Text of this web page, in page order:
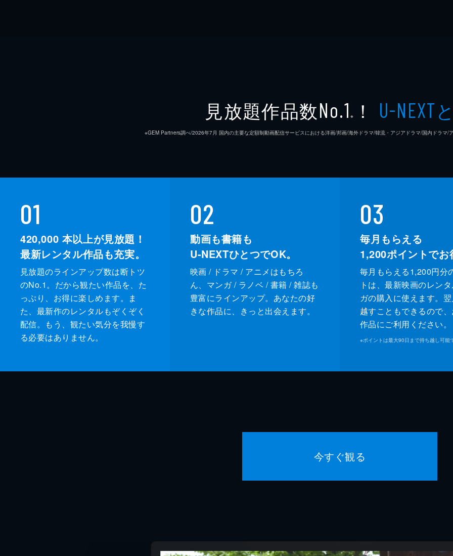
見放題作品数No.1 ※ ！ U-NEXT
※GEM Partners調べ/2026年7⽉ 国内の主要な定額制動画配信サービスにおける洋画/邦画/海外ドラマ/韓流・アジアドラマ/国内ドラマ/
01
420,000 本以上が見放題！
最新レンタル作品も充実。
見放題のラインアップ数は断トツ
のNo.1。だから観たい作品を、た
っぷり、お得に楽しめます。ま
た、最新作のレンタルもぞくぞく
配信。もう、観たい気分を我慢す
る必要はありません。
02
動画も書籍も
U-NEXTひとつでOK。
映画 / ドラマ / アニメはもちろ
ん、マンガ / ラノベ / 書籍 / 雑誌も
豊富にラインアップ。あなたの好
きな作品に、きっと出会えます。
03
毎月もらえる
1,200ポイントでお
毎月もらえる1,200円分
トは、最新映画のレン
ガの購入に使えます。
越すこともできるので
作品にご利用ください。
※ポイントは最大90日まで持ち越し可能
今すぐ観る